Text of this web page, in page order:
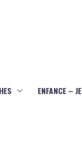
ENFANCE –